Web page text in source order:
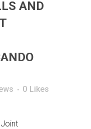
AND
0 Likes